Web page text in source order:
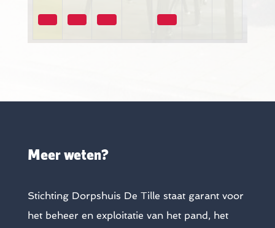
Meer weten?
Stichting Dorpshuis De Tille staat garant voor
het beheer en exploitatie van het pand, het